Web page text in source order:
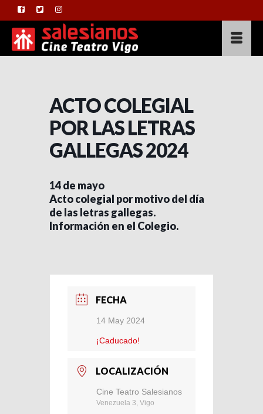
ACTO COLEGIAL
POR LAS LETRAS
GALLEGAS 2024
14 de mayo
Acto colegial por motivo del día
de las letras gallegas.
Información en el Colegio.
FECHA
14 May 2024
¡Caducado!
LOCALIZACIÓN
Cine Teatro Salesianos
Venezuela 3, Vigo